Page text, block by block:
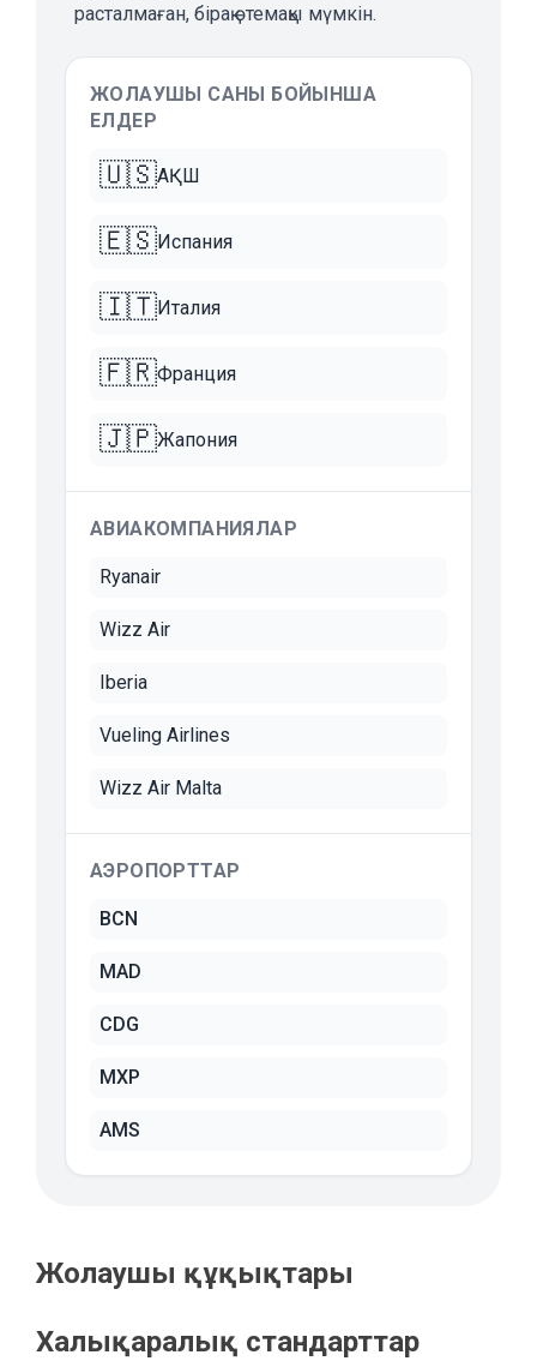
расталмаған, бірақ өтемақы мүмкін.
ЖОЛАУШЫ САНЫ БОЙЫНША
ЕЛДЕР
🇺🇸АҚШ
🇪🇸Испания
🇮🇹Италия
🇫🇷Франция
🇯🇵Жапония
АВИАКОМПАНИЯЛАР
Ryanair
Wizz Air
Iberia
Vueling Airlines
Wizz Air Malta
АЭРОПОРТТАР
BCN
MAD
CDG
MXP
AMS
Жолаушы құқықтары
Халықаралық стандарттар